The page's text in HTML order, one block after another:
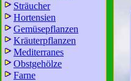
Sträucher
Hortensien
Gemüsepflanzen
Kräuterpflanzen
Mediterranes
Obstgehölze
Farne